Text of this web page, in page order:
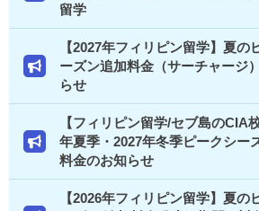
留学
【2027年フィリピン留学】夏の
ーズン追加料金（サーチャージ
らせ
【フィリピン留学/セブ島のCIA
年夏季・2027年冬季ピークシー
料金のお知らせ
【2026年フィリピン留学】夏の